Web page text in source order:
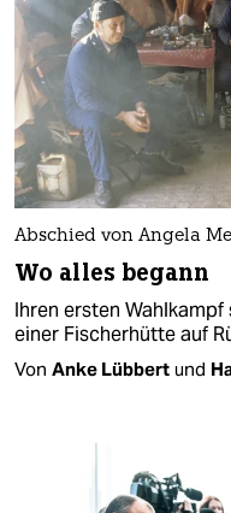
Abschied von Angela
Wo alles begann
Ihren ersten
einer Fischerhütte auf
Von Anke Lübbert und